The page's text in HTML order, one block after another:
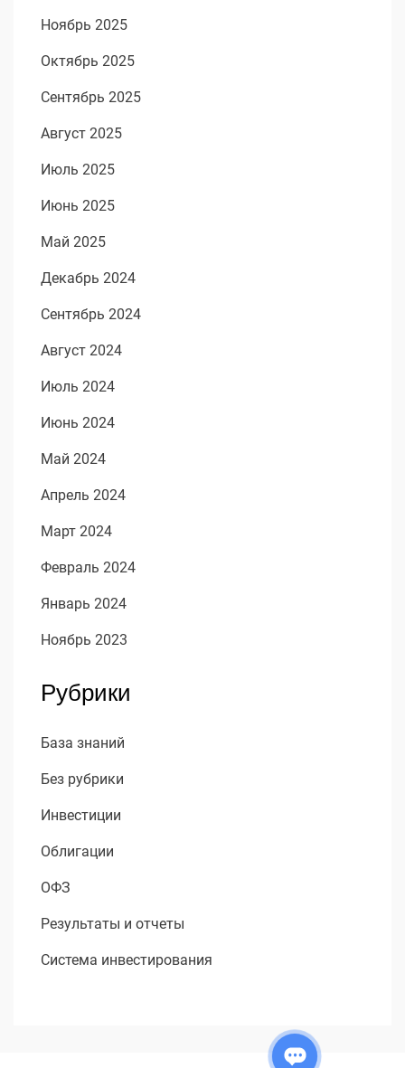
Ноябрь 2025
Октябрь 2025
Сентябрь 2025
Август 2025
Июль 2025
Июнь 2025
Май 2025
Декабрь 2024
Сентябрь 2024
Август 2024
Июль 2024
Июнь 2024
Май 2024
Апрель 2024
Март 2024
Февраль 2024
Январь 2024
Ноябрь 2023
Рубрики
База знаний
Без рубрики
Инвестиции
Облигации
ОФЗ
Результаты и отчеты
Система инвестирования